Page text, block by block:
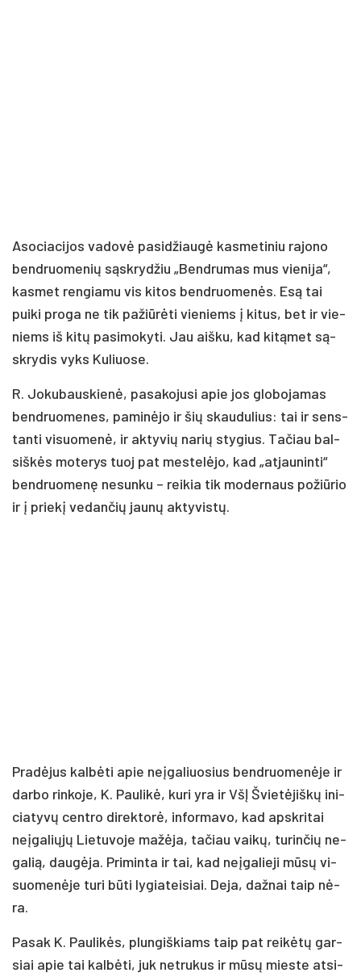
Aso­cia­ci­jos va­do­vė pa­si­džiau­gė kas­me­ti­niu ra­jo­no
bend­ruo­me­nių są­skry­džiu „Bend­ru­mas mus vie­ni­ja“,
kas­met ren­gia­mu vis ki­tos bend­ruo­me­nės. Esą tai
pui­ki pro­ga ne tik pa­žiū­rė­ti vie­niems į ki­tus, bet ir vie­
niems iš ki­tų pa­si­mo­ky­ti. Jau aiš­ku, kad ki­tą­met są­
skry­dis vyks Ku­liuo­se.
R. Jo­ku­baus­kie­nė, pa­sa­ko­ju­si apie jos glo­bo­ja­mas
bend­ruo­me­nes, pa­mi­nė­jo ir šių skau­du­lius: tai ir sens­
tan­ti vi­suo­me­nė, ir ak­ty­vių na­rių sty­gius. Ta­čiau bal­
siš­kės mo­te­rys tuoj pat mes­te­lė­jo, kad „at­jau­nin­ti“
bend­ruo­me­nę ne­sun­ku – rei­kia tik mo­der­naus po­žiū­rio
ir į prie­kį ve­dan­čių jau­nų ak­ty­vis­tų.
Pra­dė­jus kal­bė­ti apie neį­ga­liuo­sius bend­ruo­me­nė­je ir
dar­bo rin­ko­je, K. Pau­li­kė, ku­ri yra ir VšĮ Švie­tė­jiš­kų ini­
cia­ty­vų cent­ro di­rek­to­rė, in­for­ma­vo, kad ap­skri­tai
neį­ga­lių­jų Lie­tu­vo­je ma­žė­ja, ta­čiau vai­kų, tu­rin­čių ne­
ga­lią, dau­gė­ja. Pri­min­ta ir tai, kad neį­ga­lie­ji mū­sų vi­
suo­me­nė­je tu­ri bū­ti ly­gia­tei­siai. De­ja, daž­nai taip nė­
ra.
Pa­sak K. Pau­li­kės, plun­giš­kiams taip pat rei­kė­tų gar­
siai apie tai kal­bė­ti, juk ne­tru­kus ir mū­sų mies­te at­si­